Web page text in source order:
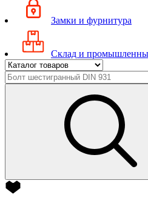
Замки и фурнитура
Склад и